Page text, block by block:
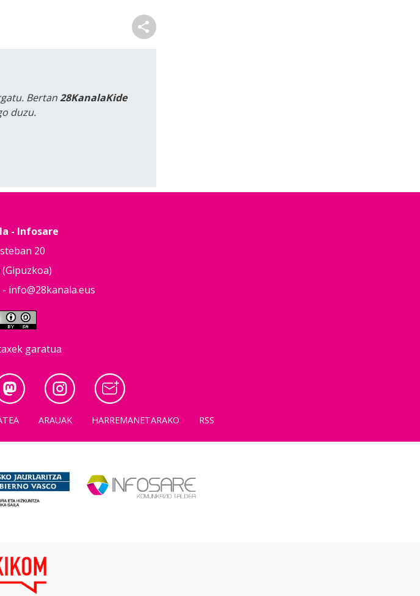
Bertan28KanalaKide
duzu.
- Infosare
20
- info@28kanala.eus
garatua
ARAUAK HARREMANETARAKO RSS